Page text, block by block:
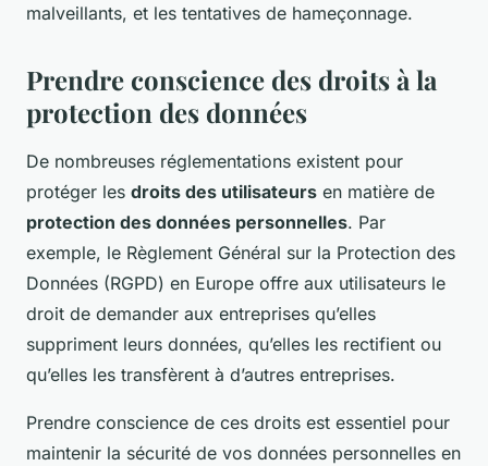
malveillants, et les tentatives de hameçonnage.
Prendre conscience des droits à la
protection des données
De nombreuses réglementations existent pour
protéger les droits des utilisateurs en matière de
protection des données personnelles. Par
exemple, le Règlement Général sur la Protection des
Données (RGPD) en Europe offre aux utilisateurs le
droit de demander aux entreprises qu’elles
suppriment leurs données, qu’elles les rectifient ou
qu’elles les transfèrent à d’autres entreprises.
Prendre conscience de ces droits est essentiel pour
maintenir la sécurité de vos données personnelles en